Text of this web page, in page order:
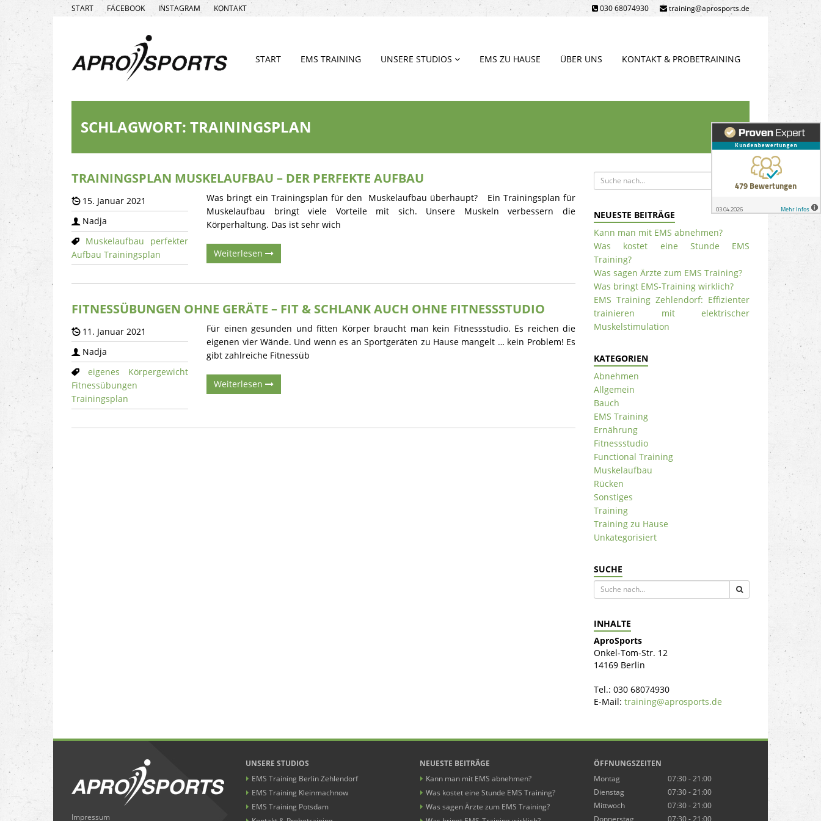
START FACEBOOK INSTAGRAM KONTAKT 030 68074930 training@aprosports.de
START EMS TRAINING UNSERE STUDIOS EMS ZU HAUSE ÜBER UNS KONTAKT & PROBETRAINING
SCHLAGWORT: TRAININGSPLAN
TRAININGSPLAN MUSKELAUFBAU – DER PERFEKTE AUFBAU
15. Januar 2021
Nadja
Muskelaufbau
perfekter
Aufbau Trainingsplan
Was bringt ein Trainingsplan für den Muskelaufbau überhaupt? Ein Trainingsplan für
Muskelaufbau bringt viele Vorteile mit sich. Unsere Muskeln verbessern die
Körperhaltung. Das ist sehr wich
Weiterlesen
FITNESSÜBUNGEN OHNE GERÄTE – FIT & SCHLANK AUCH OHNE FITNESSSTUDIO
11. Januar 2021
Nadja
eigenes Körpergewicht
Fitnessübungen
Trainingsplan
Für einen gesunden und fitten Körper braucht man kein Fitnessstudio. Es reichen die
eigenen vier Wände. Und wenn es an Sportgeräten zu Hause mangelt … kein Problem! Es
gibt zahlreiche Fitnessüb
Weiterlesen
NEUESTE BEITRÄGE
Kann man mit EMS abnehmen?
Was kostet eine Stunde EMS
Training?
Was sagen Ärzte zum EMS Training?
Was bringt EMS-Training wirklich?
EMS Training Zehlendorf: Effizienter
trainieren mit elektrischer
Muskelstimulation
KATEGORIEN
Abnehmen
Allgemein
Bauch
EMS Training
Ernährung
Fitnessstudio
Functional Training
Muskelaufbau
Rücken
Sonstiges
Training
Training zu Hause
Unkategorisiert
SUCHE
INHALTE
AproSports
Onkel-Tom-Str. 12
14169 Berlin
Tel.: 030 68074930
E-Mail: training@aprosports.de
Impressum
UNSERE STUDIOS
EMS Training Berlin Zehlendorf
EMS Training Kleinmachnow
EMS Training Potsdam
NEUESTE BEITRÄGE
Kann man mit EMS abnehmen?
Was kostet eine Stunde EMS Training?
Was sagen Ärzte zum EMS Training?
ÖFFNUNGSZEITEN
Montag
07:30 - 21:00
Dienstag
07:30 - 21:00
Mittwoch
07:30 - 21:00
Donnerstag
07:30 - 21:00